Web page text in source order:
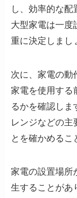
し、効率的な配
大型家電は一度
重に決定しまし
次に、家電の動
家電を使用する
るかを確認しま
レンジなどの主
とを確かめるこ
家電の設置場所
生することがあ